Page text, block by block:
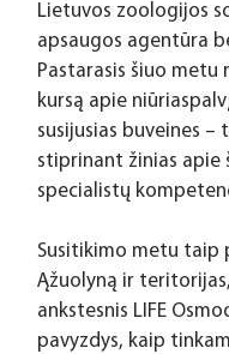
Lietuvos zoologijos
apsaugos agentūra
Pastarasis šiuo
kursą apie
susijusias buveines –
stiprinant žinias apie
specialistų
Susitikimo metu taip
Ąžuolyną ir
ankstesnis LIFE
pavyzdys, kaip